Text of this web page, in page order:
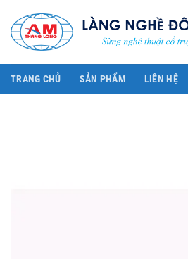
qua
nội
dung
TRANG CHỦ SẢN PHẨM LIÊN HỆ